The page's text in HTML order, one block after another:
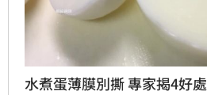
水煮蛋薄膜別撕 專家揭4好